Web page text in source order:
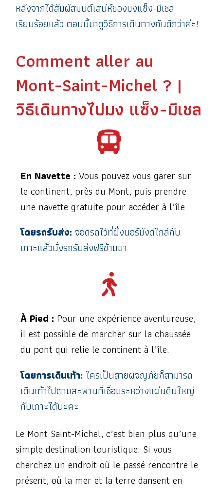
หลังจากได้สัมผัสมนต์เสน่ห์ของมงแซ็ง-มีเชล
เรียบร้อยแล้ว ตอนนี้มาดูวิธีการเดินทางกันดีกว่าค่ะ!
Comment aller au
Mont-Saint-Michel ? |
วิธีเดินทางไปมง แซ็ง-มีเชล
En Navette : Vous pouvez vous garer sur
le continent, près du Mont, puis prendre
une navette gratuite pour accéder à l’île.
โดยรถรับส่ง:จอดรถไว้ที่ฝั่งนอร์มังดีใกล้กับ
เกาะแล้วนั่งรถรับส่งฟรีข้ามมา
À Pied : Pour une expérience aventureuse,
il est possible de marcher sur la chaussée
du pont qui relie le continent à l’île.
โดยการเดินเท้า: ใครเป็นสายผจญภัยก็สามารถ
เดินเท้าไปตามสะพานที่เชื่อมระหว่างแผ่นดินใหญ่
กับเกาะได้นะคะ
Le Mont Saint-Michel, c’est bien plus qu’une
simple destination touristique. Si vous
cherchez un endroit où le passé rencontre le
présent, où la mer et la terre dansent en